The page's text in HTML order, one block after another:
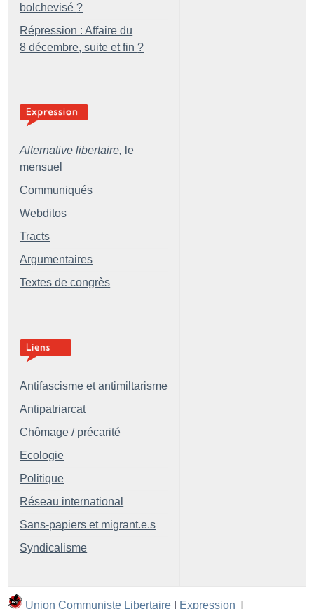
bolchevisé ?
Répression : Affaire du
8 décembre, suite et fin ?
Alternative libertaire, le
mensuel
Communiqués
Webditos
Tracts
Argumentaires
Textes de congrès
Antifascisme et antimiltarisme
Antipatriarcat
Chômage / précarité
Ecologie
Politique
Réseau international
Sans-papiers et migrant.e.s
Syndicalisme
Union Communiste Libertaire Expression